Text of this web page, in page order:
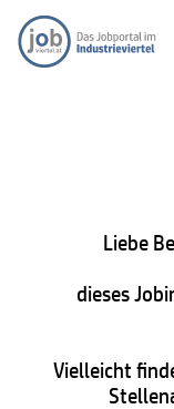
Liebe
dieses
Vielleicht